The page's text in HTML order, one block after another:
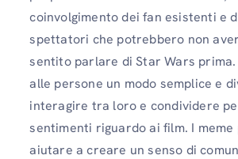
coinvolgimento dei fan esistenti e
spettatori che potrebbero non
sentito parlare di Star Wars
alle persone un modo semplice e
interagire tra loro e condividere
sentimenti riguardo ai film. I meme
aiutare a creare un senso di